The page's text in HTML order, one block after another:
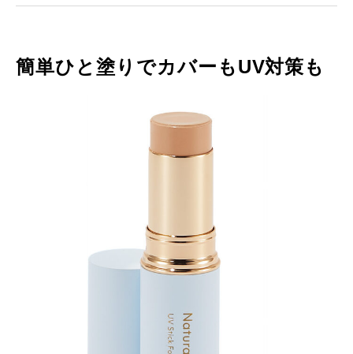
簡単ひと塗りでカバーもUV対策も